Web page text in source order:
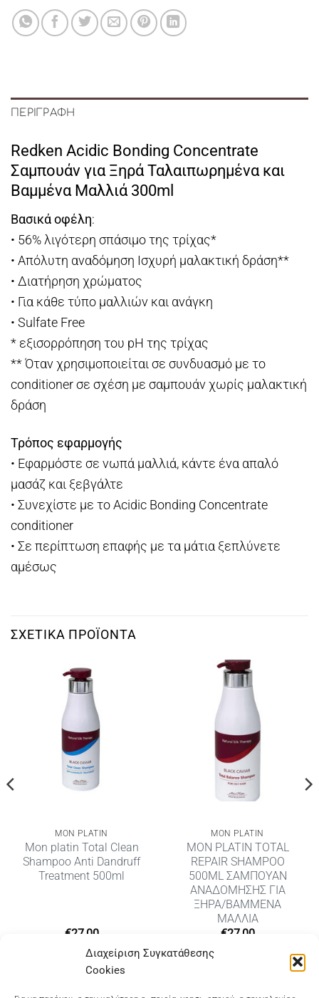
Διαχείριση Συγκατάθεσης
Cookies
ΠΕΡΙΓΡΑΦΉ
Redken Acidic Bonding Concentrate
Σαμπουάν για Ξηρά Ταλαιπωρημένα και
Βαμμένα Μαλλιά 300ml
Βασικά οφέλη:
• 56% λιγότερη σπάσιμο της τρίχας*
• Απόλυτη αναδόμηση Ισχυρή μαλακτική δράση**
• Διατήρηση χρώματος
• Για κάθε τύπο μαλλιών και ανάγκη
• Sulfate Free
* εξισορρόπηση του pH της τρίχας
** Όταν χρησιμοποιείται σε συνδυασμό με το
conditioner σε σχέση με σαμπουάν χωρίς μαλακτική
δράση
Τρόπος εφαρμογής
• Εφαρμόστε σε νωπά μαλλιά, κάντε ένα απαλό
μασάζ και ξεβγάλτε
• Συνεχίστε με το Acidic Bonding Concentrate
conditioner
• Σε περίπτωση επαφής με τα μάτια ξεπλύνετε
αμέσως
ΣΧΕΤΙΚΆ ΠΡΟΪΌΝΤΑ
MON PLATIN
Mon platin Total Clean
Shampoo Anti Dandruff
Treatment 500ml
€27,00
MON PLATIN
MON PLATIN TOTAL
REPAIR SHAMPOO
500ML ΣΑΜΠΟΥΑΝ
ΑΝΑΔΟΜΗΣΗΣ ΓΙΑ
ΞΗΡΑ/ΒΑΜΜΕΝΑ
ΜΑΛΛΙΑ
€27,00